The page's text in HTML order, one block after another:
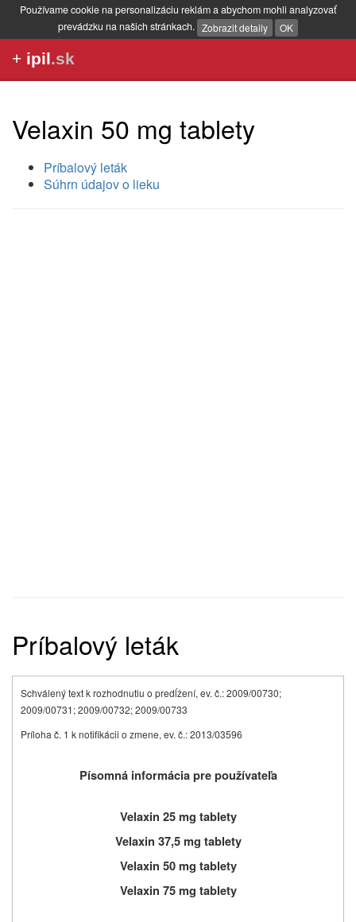
Používame cookie na personalizáciu reklám a abychom mohli analyzovať
prevádzku na našich stránkach. Zobrazit detaily OK
+ ipil.sk
Velaxin 50 mg tablety
Príbalový leták
Súhrn údajov o lieku
Príbalový leták
Schválený text k rozhodnutiu o predĺžení, ev. č.: 2009/00730;
2009/00731; 2009/00732; 2009/00733
Príloha č. 1 k notifikácii o zmene, ev. č.: 2013/03596
Písomná informácia pre používateľa
Velaxin 25 mg tablety
Velaxin 37,5 mg tablety
Velaxin 50 mg tablety
Velaxin 75 mg tablety